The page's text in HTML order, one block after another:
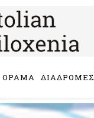
ΟΡΑΜΑ ΔΙΑΔΡΟΜΕΣ